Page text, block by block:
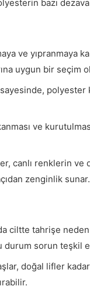
bazı
ve yıpranmaya
uygun bir seçim
polyester
ve
canlı renklerin ve
zenginlik sunar.
ciltte tahrişe
durum sorun teşkil
doğal lifler